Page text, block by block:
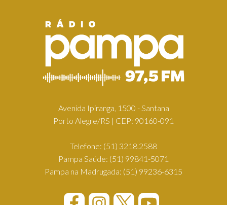
Avenida Ipiranga, 1500 - Santana
Porto Alegre/RS | CEP: 90160-091
Telefone: (51) 3218.2588
Pampa Saúde: (51) 99841-5071
Pampa na Madrugada: (51) 99236-6315